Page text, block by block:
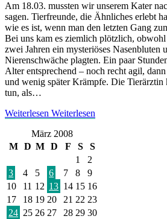
Am 18.03. mussten wir unserem Kater
sagen. Tierfreunde, die Ähnliches erlebt
wie es ist, wenn man den letzten Gang
Bei uns kam es ziemlich plötzlich,
zwei Jahren ein mysteriöses Nasenbluten
Nierenschwäche plagten. Ein paar
Alter entsprechend – noch recht agil,
und wenig später Krämpfe. Die Tierärztin
tun, als…
Weiterlesen Weiterlesen
März 2008
M D M D F S
S
1
2
3
4 5 6 7 8
9
10
11 12 13 14 15 16
17
18 19 20 21 22 23
24 25 26 27 28 29 30